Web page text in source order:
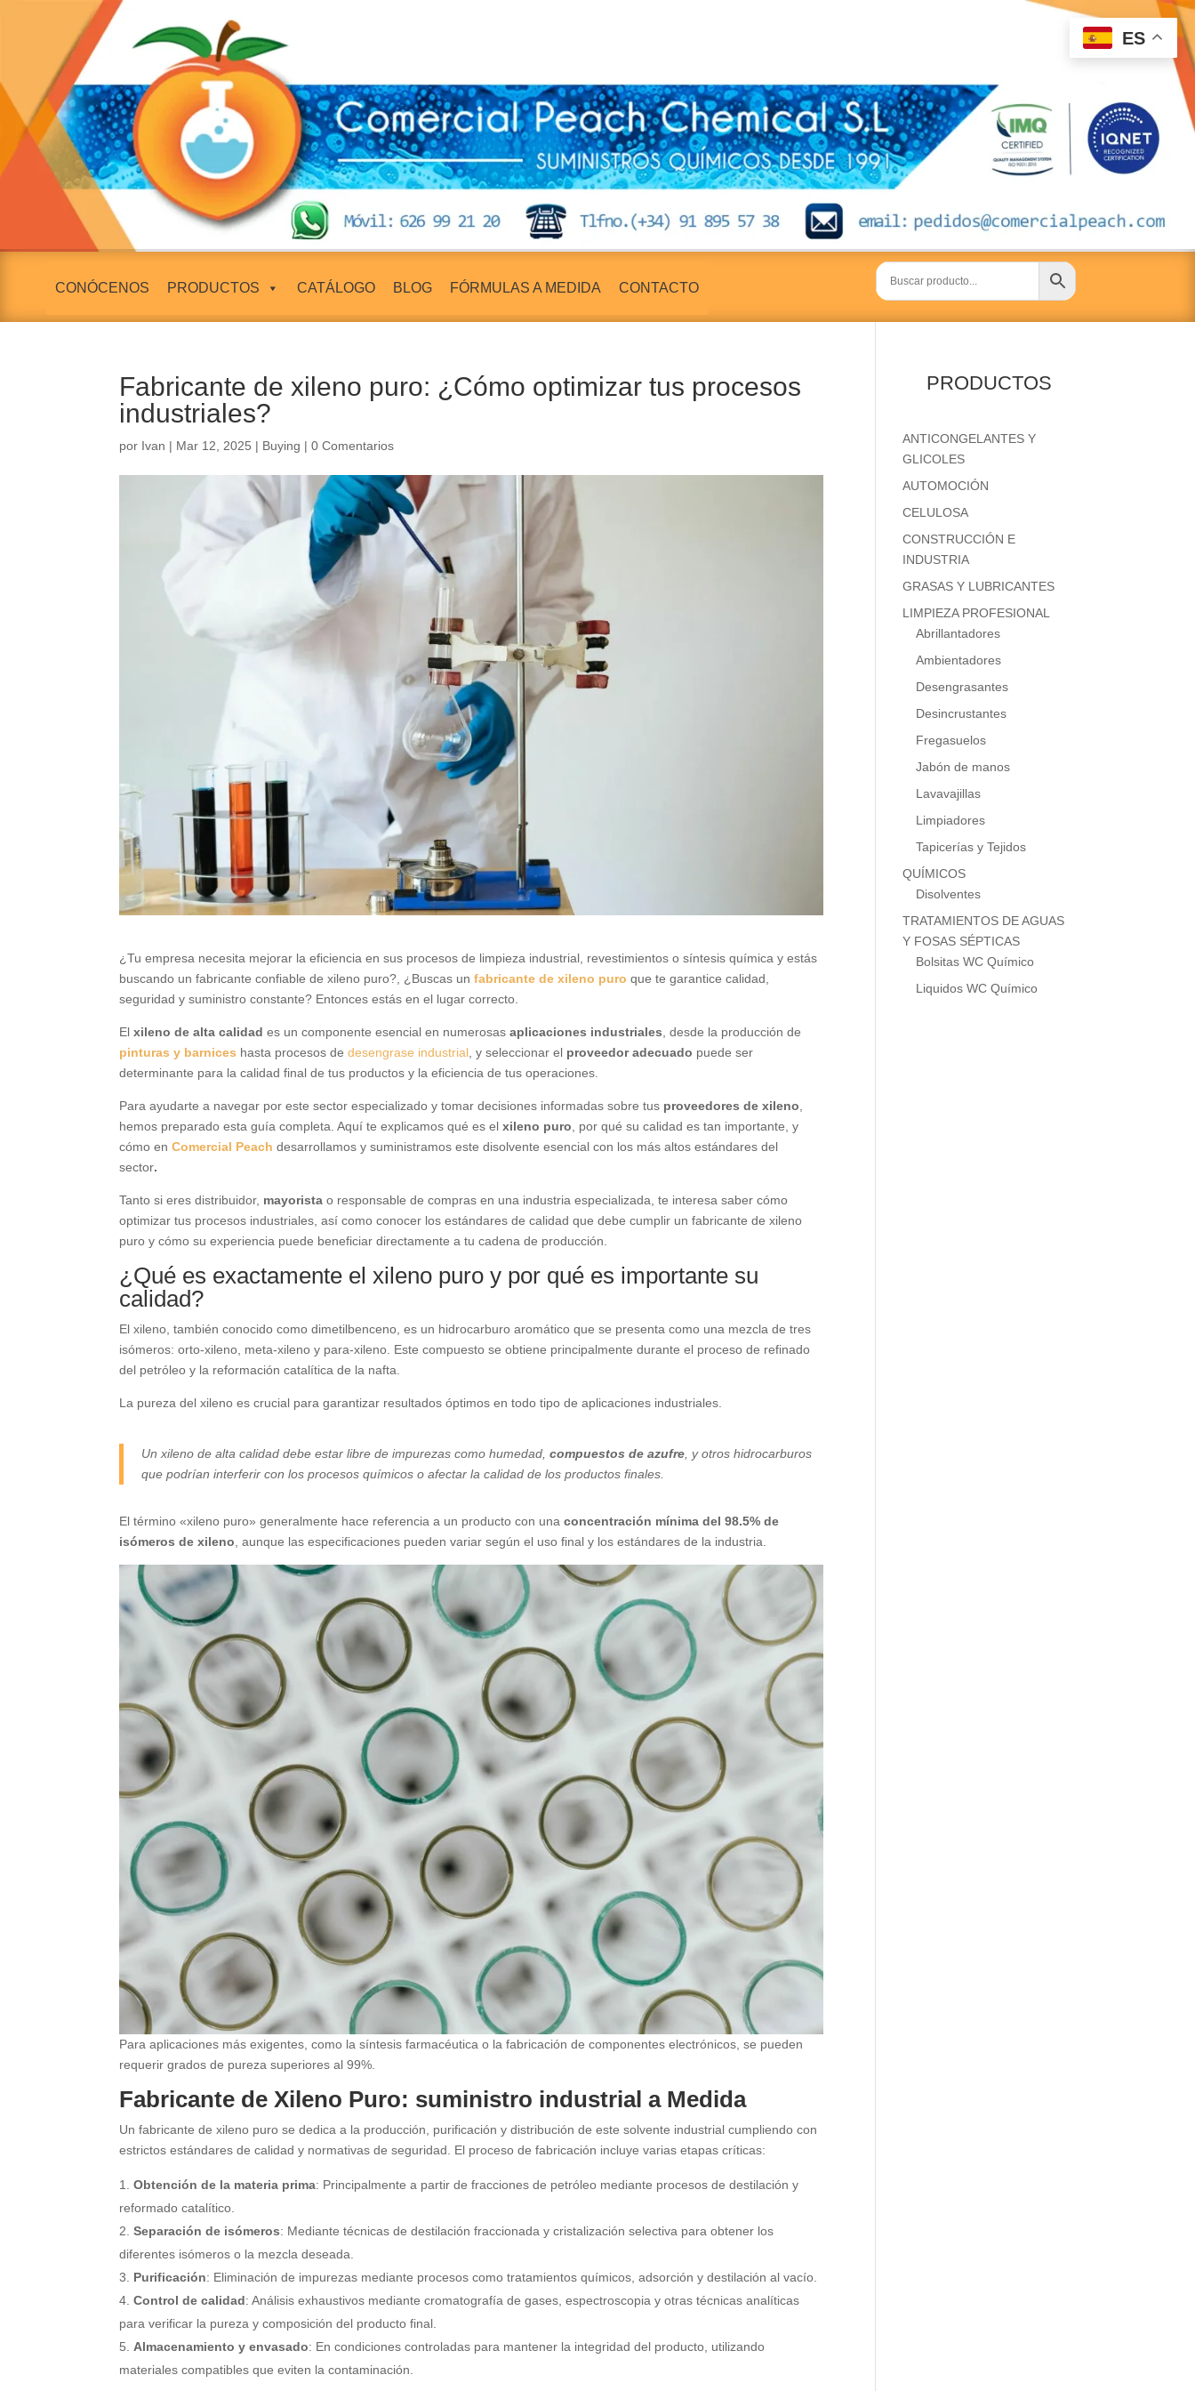
CONÓCENOS PRODUCTOS CATÁLOGO BLOG FÓRMULAS A MEDIDA CONTACTO
Fabricante de xileno puro: ¿Cómo optimizar tus procesos
industriales?
por Ivan | Mar 12, 2025 | Buying |0 Comentarios
¿Tu empresa necesita mejorar la eficiencia en sus procesos de limpieza industrial, revestimientos o síntesis química y estás
buscando un fabricante confiable de xileno puro?, ¿Buscas un fabricante de xileno puro que te garantice calidad,
seguridad y suministro constante? Entonces estás en el lugar correcto.
Elxileno de alta calidad es un componente esencial en numerosasaplicaciones industriales, desde la producción de
pinturas y barnices hasta procesos dedesengrase industrial, y seleccionar el proveedor adecuado puede ser
determinante para la calidad final de tus productos y la eficiencia de tus operaciones.
Para ayudarte a navegar por este sector especializado y tomar decisiones informadas sobre tus proveedores de xileno,
hemos preparado esta guía completa. Aquí te explicamos qué es elxileno puro, por qué su calidad es tan importante, y
cómo enComercial Peach desarrollamos y suministramos este disolvente esencial con los más altos estándares del
sector.
Tanto si eres distribuidor, mayorista o responsable de compras en una industria especializada, te interesa saber cómo
optimizar tus procesos industriales, así como conocer los estándares de calidad que debe cumplir un fabricante de xileno
puro y cómo su experiencia puede beneficiar directamente a tu cadena de producción.
¿Qué es exactamente el xileno puro y por qué es importante su
calidad?
El xileno, también conocido como dimetilbenceno, es un hidrocarburo aromático que se presenta como una mezcla de tres
isómeros: orto-xileno, meta-xileno y para-xileno. Este compuesto se obtiene principalmente durante el proceso de refinado
del petróleo y la reformación catalítica de la nafta.
La pureza del xileno es crucial para garantizar resultados óptimos en todo tipo de aplicaciones industriales.
Un xileno de alta calidad debe estar libre de impurezas como humedad, compuestos de azufre, y otros hidrocarburos
que podrían interferir con los procesos químicos o afectar la calidad de los productos finales.
El término «xileno puro» generalmente hace referencia a un producto con unaconcentración mínima del 98.5% de
isómeros de xileno, aunque las especificaciones pueden variar según el uso final y los estándares de la industria.
Para aplicaciones más exigentes, como la síntesis farmacéutica o la fabricación de componentes electrónicos, se pueden
requerir grados de pureza superiores al 99%.
Fabricante de Xileno Puro: suministro industrial a Medida
Un fabricante de xileno puro se dedica a la producción, purificación y distribución de este solvente industrial cumpliendo con
estrictos estándares de calidad y normativas de seguridad. El proceso de fabricación incluye varias etapas críticas:
Obtención de la materia prima: Principalmente a partir de fracciones de petróleo mediante procesos de destilación y
reformado catalítico.
Separación de isómeros: Mediante técnicas de destilación fraccionada y cristalización selectiva para obtener los
diferentes isómeros o la mezcla deseada.
Purificación: Eliminación de impurezas mediante procesos como tratamientos químicos, adsorción y destilación al vacío.
Control de calidad: Análisis exhaustivos mediante cromatografía de gases, espectroscopia y otras técnicas analíticas
para verificar la pureza y composición del producto final.
Almacenamiento y envasado: En condiciones controladas para mantener la integridad del producto, utilizando
materiales compatibles que eviten la contaminación.
PRODUCTOS
ANTICONGELANTES Y
GLICOLES
AUTOMOCIÓN
CELULOSA
CONSTRUCCIÓN E
INDUSTRIA
GRASAS Y LUBRICANTES
LIMPIEZA PROFESIONAL
Abrillantadores
Ambientadores
Desengrasantes
Desincrustantes
Fregasuelos
Jabón de manos
Lavavajillas
Limpiadores
Tapicerías y Tejidos
QUÍMICOS
Disolventes
TRATAMIENTOS DE AGUAS
Y FOSAS SÉPTICAS
Bolsitas WC Químico
Liquidos WC Químico
ES